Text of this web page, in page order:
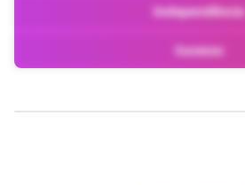
Independência
Sucesso